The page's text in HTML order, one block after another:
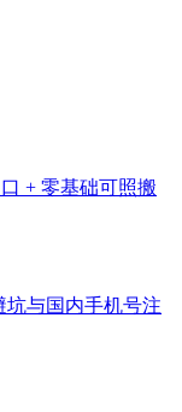
+ 零基础可照搬
坑与国内手机号注